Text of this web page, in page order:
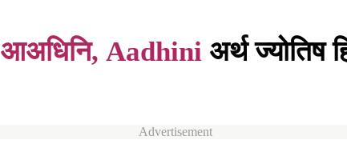
आअधिनि, Aadhiniअर्थ ज्योतिष
Advertisement